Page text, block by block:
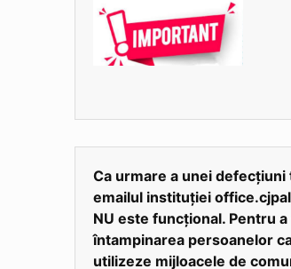
Ca urmare a unei defecțiuni
emailul instituției
NU este funcțional. Pentru a
întampinarea persoanelor
utilizeze mijloacele de